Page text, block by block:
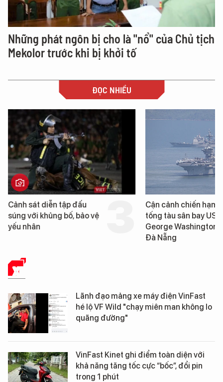
Những phát ngôn bị cho là "nổ" của Chủ tịch
Mekolor trước khi bị khởi tố
ĐỌC NHIỀU
Cảnh sát diễn tập đấu
súng với khủng bố, bảo vệ
yếu nhân
Cận cảnh chiến hạm
tống tàu sân bay USS
George Washington
Đà Nẵng
XE
Lãnh đạo mảng xe máy điện VinFast
hé lộ VF Wild "chạy miên man không lo
quãng đường"
VinFast Kinet ghi điểm toàn diện với
khả năng tăng tốc cực “bốc”, đổi pin
trong 1 phút